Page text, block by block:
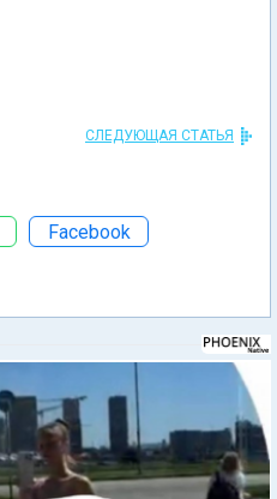
СЛЕДУЮЩАЯ СТАТЬЯ
Facebook